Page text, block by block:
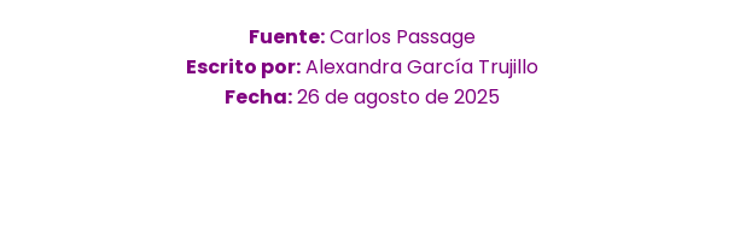
Fuente:Carlos Passage
Escrito por:Alexandra García Trujillo
Fecha:26 de agosto de 2025